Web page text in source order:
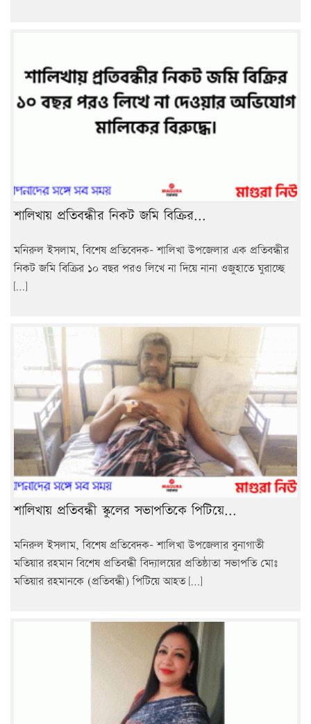
শালিখায় প্রতিবন্ধীর নিকট জমি বিক্রির...
মনিরুল ইসলাম, বিশেষ প্রতিবেদক- শালিখা উপজেলার এক প্রতিবন্ধীর
নিকট জমি বিক্রির ১০ বছর পরও লিখে না দিয়ে নানা ওজুহাতে ঘুরাচ্ছে
[…]
শালিখায় প্রতিবন্ধী স্কুলের সভাপতিকে পিটিয়ে...
মনিরুল ইসলাম, বিশেষ প্রতিবেদক- শালিখা উপজেলার বুনাগাতী
মতিয়ার রহমান বিশেষ প্রতিবন্ধী বিদ্যালয়ের প্রতিষ্ঠাতা সভাপতি মোঃ
মতিয়ার রহমানকে (প্রতিবন্ধী) পিটিয়ে আহত […]